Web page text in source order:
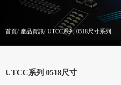
首頁/ 產品資訊/ UTCC系列 0518尺寸系列
UTCC系列 0518尺寸